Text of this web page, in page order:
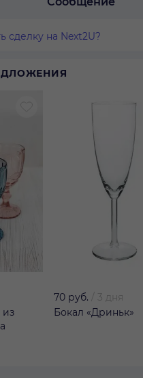
сделку на Next2U?
из
70 руб.
3 дня
Бокал «Дриньк»